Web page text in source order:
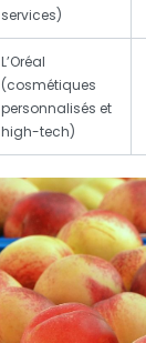
services)
L’Oréal
(cosmétiques
personnalisés et
high-tech)